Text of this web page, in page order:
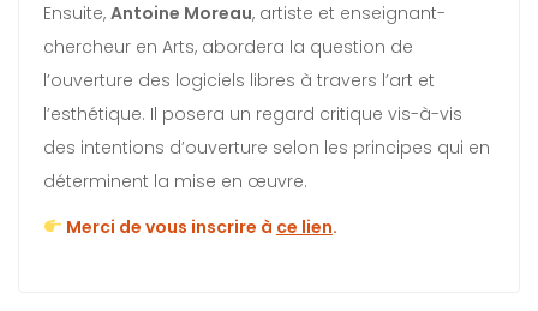
Ensuite, Antoine Moreau, artiste et enseignant-
chercheur en Arts, abordera la question de
l’ouverture des logiciels libres à travers l’art et
l’esthétique. Il posera un regard critique vis-à-vis
des intentions d’ouverture selon les principes qui en
déterminent la mise en œuvre.
Merci de vous inscrire à ce lien.